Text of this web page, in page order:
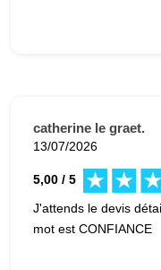
catherine le graet.
13/07/2026
5,00 / 5
J'attends le devis
mot est CONFIANCE